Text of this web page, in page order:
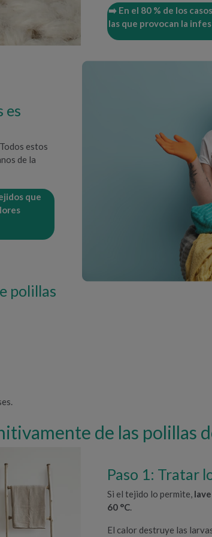
➡️ En el 80 % de los
las que provocan la
es
estos
de la
que
polillas
de las polillas
Paso 1: Tratar
Si el tejido lo permite,
60 °C
El calor destruye las